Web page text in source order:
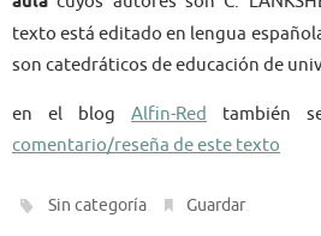
texto está editado en lengua
son catedráticos de educación de
en el blog Alfin-Red también
comentario/reseña de este texto
Sin categoría Guardar